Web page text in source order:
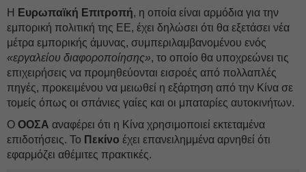
Η Ευρωπαϊκή Επιτροπή, η οποία είναι αρμόδια για την
εμπορική πολιτική της ΕΕ, έχει δηλώσει ότι θα εξετάσει νέα
μέτρα εμπορικής άμυνας, συμπεριλαμβανομένου ενός
«εργαλείου διαφοροποίησης», το οποίο θα υποχρεώνει τις
επιχειρήσεις να προμηθεύονται εισροές από πολλαπλές
πηγές, προκειμένου να μειωθεί η εξάρτηση από την Κίνα σε
τομείς όπως οι σπάνιες γαίες και οι μπαταρίες αυτοκινήτων.
Ο ΟΟΣΑ αναφέρει ότι η Κίνα χρησιμοποιεί εκτεταμένα
επιδοτήσεις. Το Πεκίνο έχει επανειλημμένα αρνηθεί ότι
εφαρμόζει αθέμιτες πρακτικές.